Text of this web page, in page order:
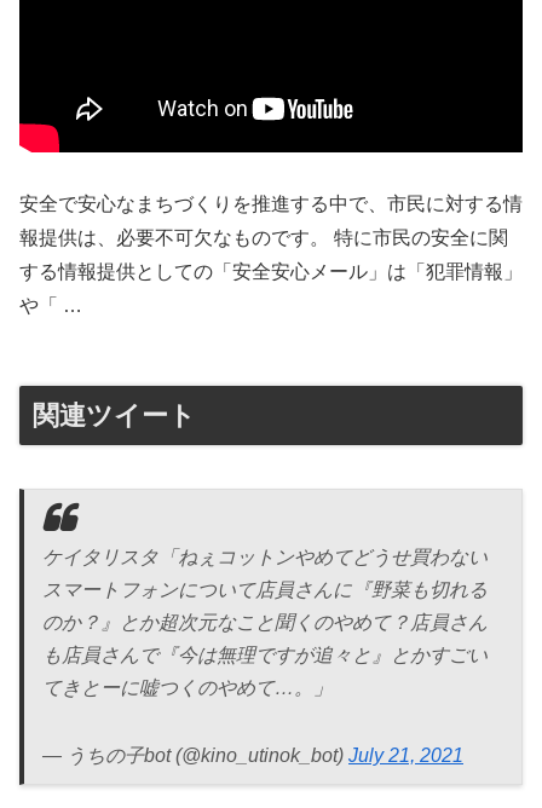
安全で安心なまちづくりを推進する中で、市民に対する情
報提供は、必要不可欠なものです。 特に市民の安全に関
する情報提供としての「安全安心メール」は「犯罪情報」
や「 …
関連ツイート
ケイタリスタ「ねぇコットンやめてどうせ買わない
スマートフォンについて店員さんに『野菜も切れる
のか？』とか超次元なこと聞くのやめて？店員さん
も店員さんで『今は無理ですが追々と』とかすごい
てきとーに嘘つくのやめて…。」
— うちの子bot (@kino_utinok_bot) July 21, 2021